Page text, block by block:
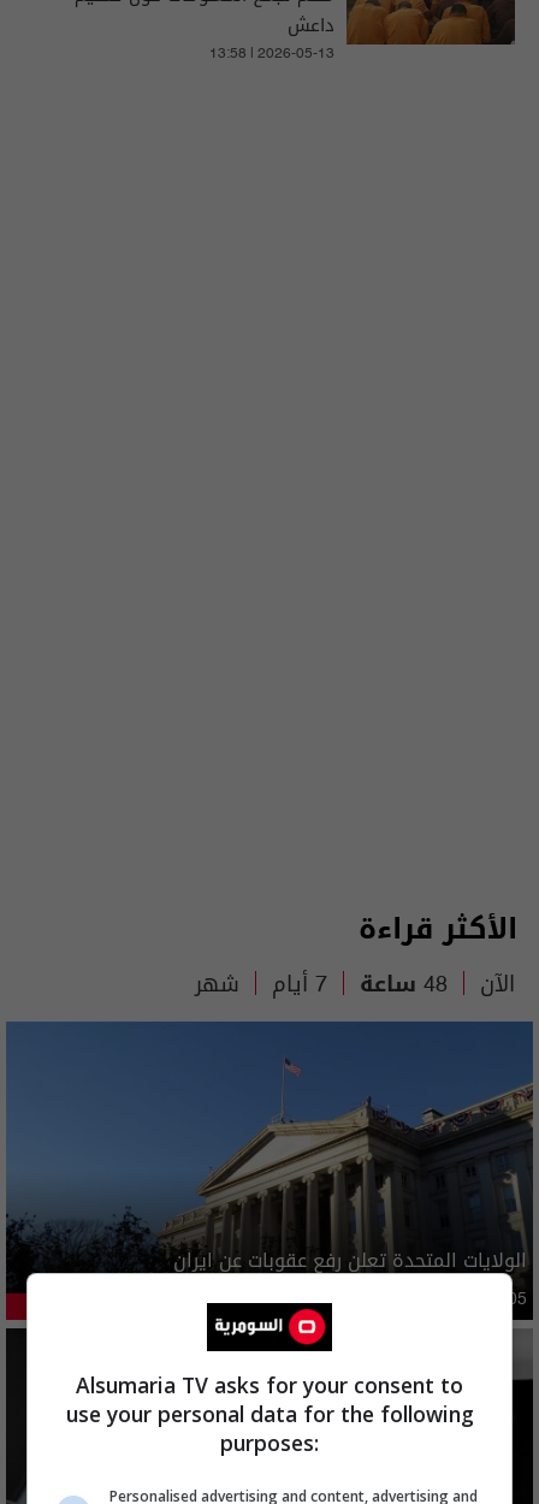
داعش
13:58 | 2026-05-13
الأكثر قراءة
الآن 48 ساعة 7 أيام شهر
الولايات المتحدة تعلن رفع عقوبات عن ايران
34.72% 10:10 | 2026-08-05
Alsumaria TV asks for your consent to
use your personal data for the following
purposes:
Personalised advertising and content, advertising and